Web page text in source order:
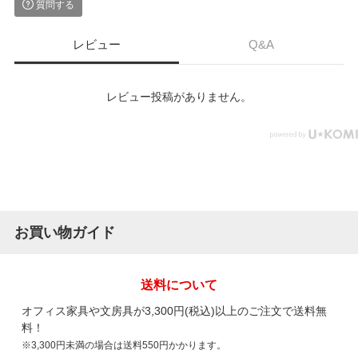
質問する
レビュー Q&A
レビュー投稿がありません。
お買い物ガイド
送料について
オフィス家具や文房具が3,300円(税込)以上のご注文で送料無
料！
※3,300円未満の場合は送料550円かかります。